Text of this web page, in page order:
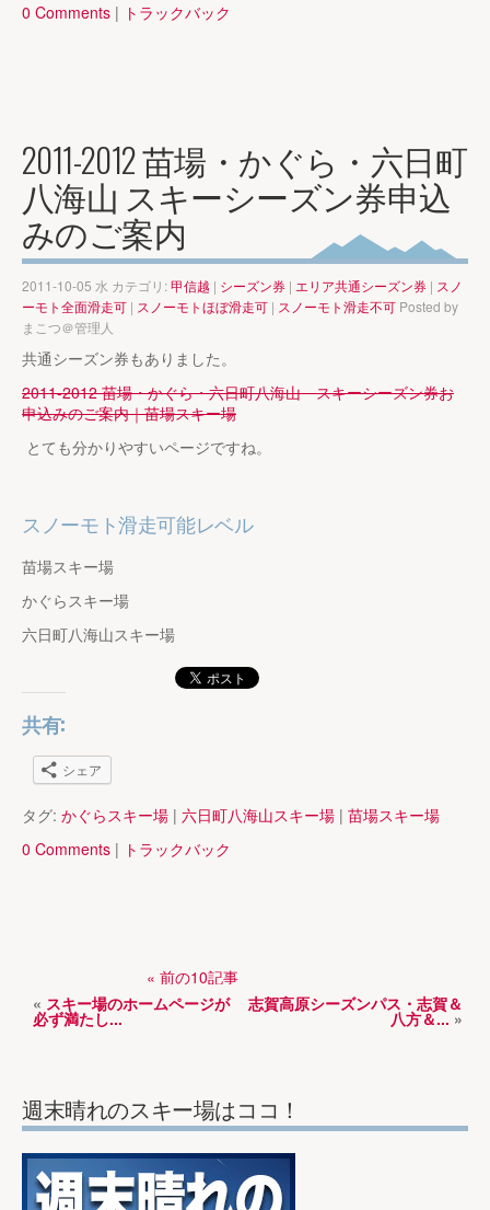
0 Comments | トラックバック
2011-2012 苗場・かぐら・六日町
八海山 スキーシーズン券申込
みのご案内
2011-10-05 水 カテゴリ:甲信越 | シーズン券 | エリア共通シーズン券 | スノ
ーモト全面滑走可 | スノーモトほぼ滑走可 | スノーモト滑走不可 Posted by
まこつ＠管理人
共通シーズン券もありました。
2011-2012 苗場・かぐら・六日町八海山 スキーシーズン券お
申込みのご案内｜苗場スキー場
とても分かりやすいページですね。
スノーモト滑走可能レベル
苗場スキー場
かぐらスキー場
六日町八海山スキー場
共有:
シェア
タグ: かぐらスキー場 | 六日町八海山スキー場 | 苗場スキー場
0 Comments | トラックバック
« 前の10記事
« スキー場のホームページが
必ず満たし...
志賀高原シーズンパス・志賀＆
八方＆... »
週末晴れのスキー場はココ！